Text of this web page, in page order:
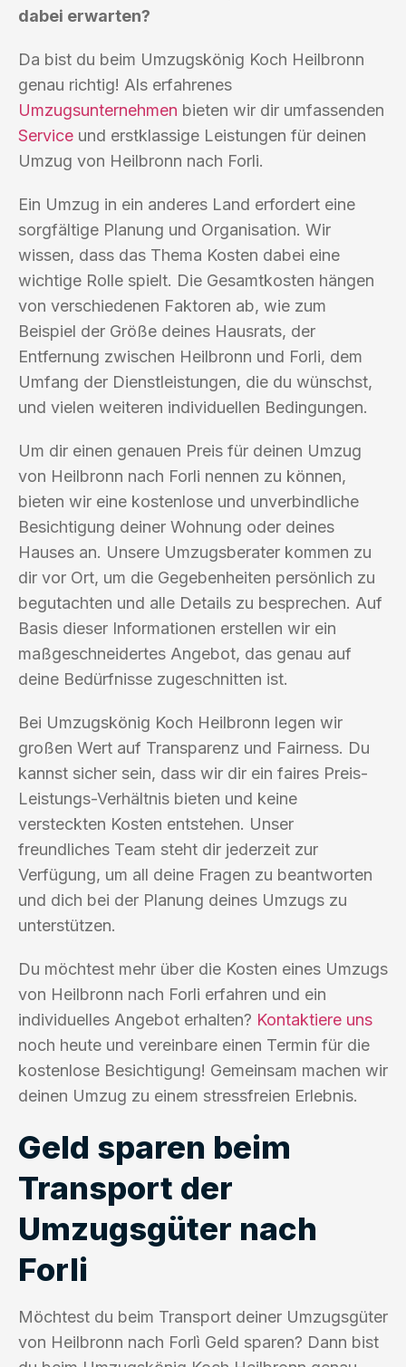
dabei erwarten?
Da bist du beim Umzugskönig Koch Heilbronn
genau richtig! Als erfahrenes
Umzugsunternehmen bieten wir dir umfassenden
Service und erstklassige Leistungen für deinen
Umzug von Heilbronn nach Forli.
Ein Umzug in ein anderes Land erfordert eine
sorgfältige Planung und Organisation. Wir
wissen, dass das Thema Kosten dabei eine
wichtige Rolle spielt. Die Gesamtkosten hängen
von verschiedenen Faktoren ab, wie zum
Beispiel der Größe deines Hausrats, der
Entfernung zwischen Heilbronn und Forli, dem
Umfang der Dienstleistungen, die du wünschst,
und vielen weiteren individuellen Bedingungen.
Um dir einen genauen Preis für deinen Umzug
von Heilbronn nach Forli nennen zu können,
bieten wir eine kostenlose und unverbindliche
Besichtigung deiner Wohnung oder deines
Hauses an. Unsere Umzugsberater kommen zu
dir vor Ort, um die Gegebenheiten persönlich zu
begutachten und alle Details zu besprechen. Auf
Basis dieser Informationen erstellen wir ein
maßgeschneidertes Angebot, das genau auf
deine Bedürfnisse zugeschnitten ist.
Bei Umzugskönig Koch Heilbronn legen wir
großen Wert auf Transparenz und Fairness. Du
kannst sicher sein, dass wir dir ein faires Preis-
Leistungs-Verhältnis bieten und keine
versteckten Kosten entstehen. Unser
freundliches Team steht dir jederzeit zur
Verfügung, um all deine Fragen zu beantworten
und dich bei der Planung deines Umzugs zu
unterstützen.
Du möchtest mehr über die Kosten eines Umzugs
von Heilbronn nach Forli erfahren und ein
individuelles Angebot erhalten? Kontaktiere uns
noch heute und vereinbare einen Termin für die
kostenlose Besichtigung! Gemeinsam machen wir
deinen Umzug zu einem stressfreien Erlebnis.
Geld sparen beim
Transport der
Umzugsgüter nach
Forli
Möchtest du beim Transport deiner Umzugsgüter
von Heilbronn nach Forlì Geld sparen? Dann bist